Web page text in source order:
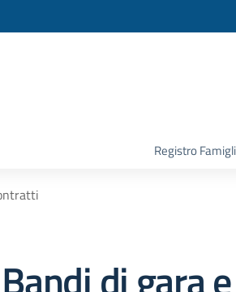
Registro